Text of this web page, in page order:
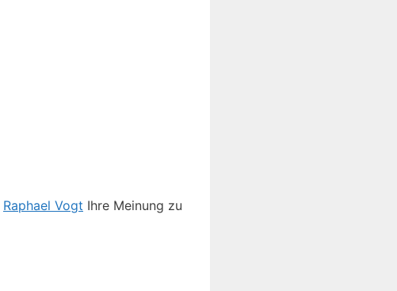
Raphael Vogt Ihre Meinung zu